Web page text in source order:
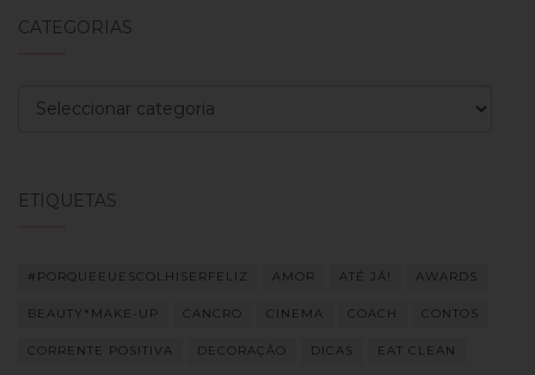
CATEGORIAS
Categorias
ETIQUETAS
#PORQUEEUESCOLHISERFELIZ AMOR ATÉ JÁ! AWARDS
BEAUTY*MAKE-UP CANCRO CINEMA COACH CONTOS
CORRENTE POSITIVA DECORAÇÃO DICAS EAT CLEAN